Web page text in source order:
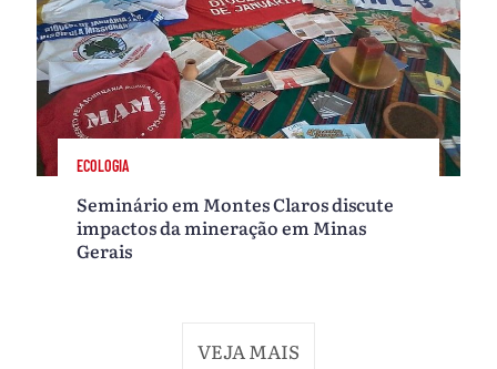
ECOLOGIA
Seminário em Montes Claros discute
impactos da mineração em Minas
Gerais
VEJA MAIS